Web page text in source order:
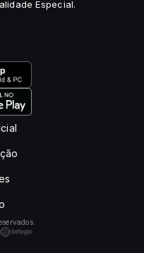
Especial.